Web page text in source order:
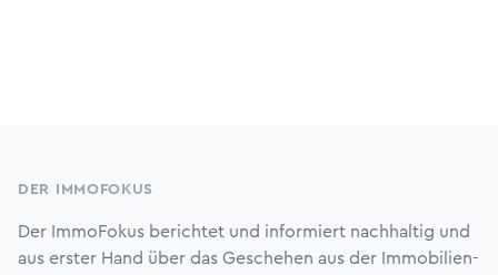
DER IMMOFOKUS
Der ImmoFokus berichtet und informiert nachhaltig und
aus erster Hand über das Geschehen aus der Immobilien-